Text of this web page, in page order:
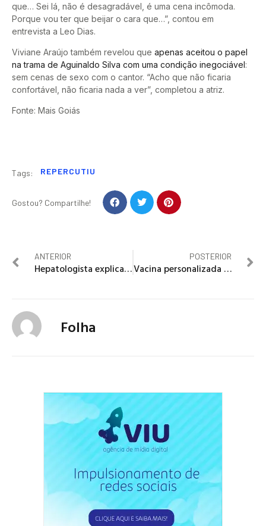
que… Sei lá, não é desagradável, é uma cena incômoda.
Porque vou ter que beijar o cara que…”, contou em
entrevista a Leo Dias.
Viviane Araújo também revelou que apenas aceitou o papel
na trama de Aguinaldo Silva com uma condição inegociável:
sem cenas de sexo com o cantor. “Acho que não ficaria
confortável, não ficaria nada a ver”, completou a atriz.
Fonte: Mais Goiás
Tags: REPERCUTIU
Gostou? Compartilhe!
ANTERIOR
Hepatologista explica como o álcool da cerveja prejudica o fígado
POSTERIOR
Vacina personalizada mostra efeito promissor contra tumor cerebral
Folha